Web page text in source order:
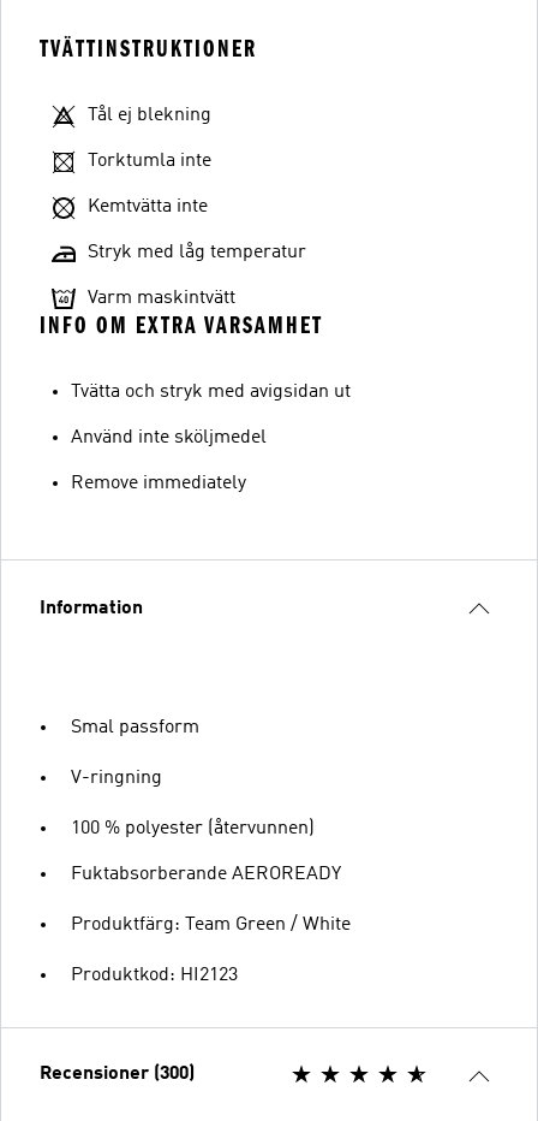
TVÄTTINSTRUKTIONER
Tål ej blekning
Torktumla inte
Kemtvätta inte
Stryk med låg temperatur
Varm maskintvätt
INFO OM EXTRA VARSAMHET
Tvätta och stryk med avigsidan ut
Använd inte sköljmedel
Remove immediately
Information
Smal passform
V-ringning
100 % polyester (återvunnen)
Fuktabsorberande AEROREADY
Produktfärg: Team Green / White
Produktkod: HI2123
Recensioner (300)